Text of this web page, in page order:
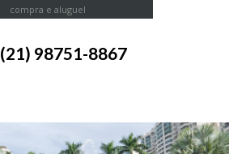
compra e aluguel
(21) 98751-8867